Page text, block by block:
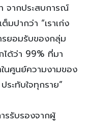
จากประสบการณ์
มปากว่า “เราเก่ง
รยอมรับของกลุ่ม
ได้ว่า 99% ที่มา
นศูนย์ความงามของ
ระทับใจทุกราย”
รรับรองจากผู้